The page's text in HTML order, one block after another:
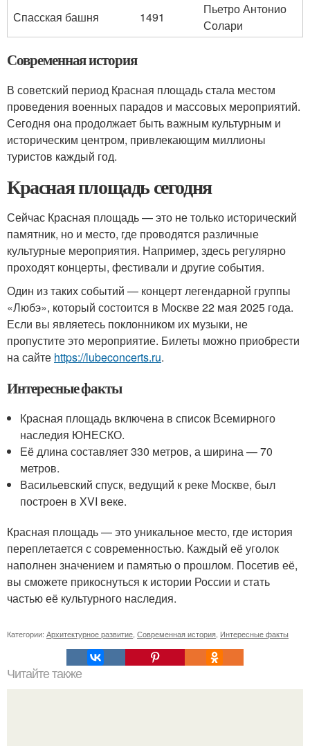
Спасская башня
1491
Пьетро Антонио
Солари
Современная история
В советский период Красная площадь стала местом
проведения военных парадов и массовых мероприятий.
Сегодня она продолжает быть важным культурным и
историческим центром, привлекающим миллионы
туристов каждый год.
Красная площадь сегодня
Сейчас Красная площадь — это не только исторический
памятник, но и место, где проводятся различные
культурные мероприятия. Например, здесь регулярно
проходят концерты, фестивали и другие события.
Один из таких событий — концерт легендарной группы
«Любэ», который состоится в Москве 22 мая 2025 года.
Если вы являетесь поклонником их музыки, не
пропустите это мероприятие. Билеты можно приобрести
на сайте https://lubeconcerts.ru.
Интересные факты
Красная площадь включена в список Всемирного
наследия ЮНЕСКО.
Её длина составляет 330 метров, а ширина — 70
метров.
Васильевский спуск, ведущий к реке Москве, был
построен в XVI веке.
Красная площадь — это уникальное место, где история
переплетается с современностью. Каждый её уголок
наполнен значением и памятью о прошлом. Посетив её,
вы сможете прикоснуться к истории России и стать
частью её культурного наследия.
Категории: Архитектурное развитие Современная история Интересные факты
Читайте также